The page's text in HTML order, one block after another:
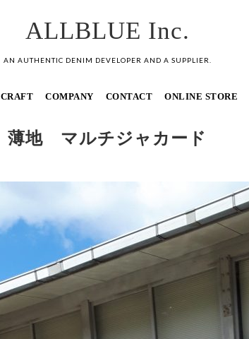
ALLBLUE Inc.
AN AUTHENTIC DENIM DEVELOPER AND A SUPPLIER.
CRAFT COMPANY CONTACT ONLINE STORE
薄地 マルチジャカード